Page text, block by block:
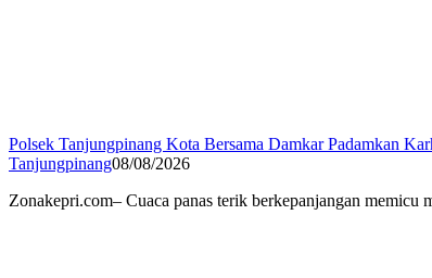
Polsek Tanjungpinang Kota Bersama Damkar Padamkan
Tanjungpinang08/08/2026
Zonakepri.com– Cuaca panas terik berkepanjangan